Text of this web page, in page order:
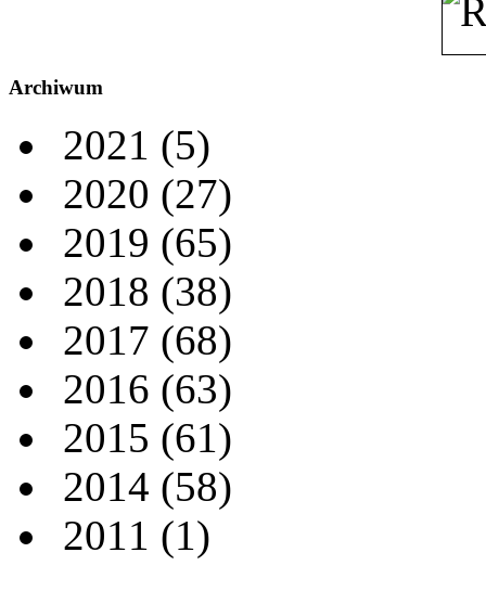
Archiwum
2021 (5)
2020 (27)
2019 (65)
2018 (38)
2017 (68)
2016 (63)
2015 (61)
2014 (58)
2011 (1)